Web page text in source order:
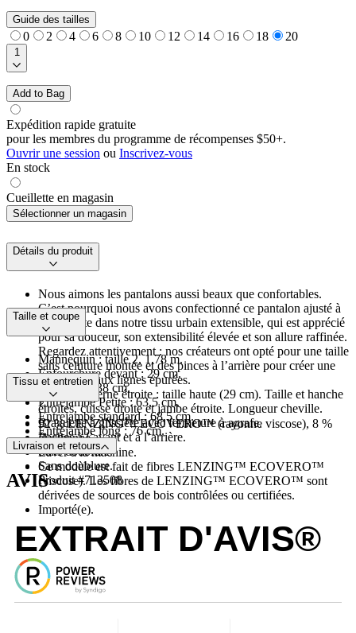
Guide des tailles
0 2 4 6 8 10 12 14 16 18 20
1
Add to Bag
Expédition rapide gratuite
pour les membres du programme de récompenses $50+.
Ouvrir une session ou Inscrivez-vous
En stock
Cueillette en magasin
Sélectionner un magasin
Détails du produit
Nous aimons les pantalons aussi beaux que confortables.
C’est pourquoi nous avons confectionné ce pantalon ajusté à
taille haute dans notre tissu urbain extensible, qui est apprécié
pour sa douceur, son extensibilité élevée et son allure raffinée.
Regardez attentivement : nos créateurs ont opté pour une taille
sans ceinture montée et des pinces à l’arrière pour créer une
taille haute aux lignes épurées.
Coupe moderne étroite : taille haute (29 cm). Taille et hanche
étroites, cuisse droite et jambe étroite. Longueur cheville.
Braguette à glissière avec fermeture à agrafe.
Poches à l’avant et à l’arrière.
Sans doublure.
Sans doublure.
Produit #713508
Taille et coupe
Mannequin : taille 2, 1,78 m.
Enfourchure devant : 29 cm.
Extrémité : 38 cm.
Entrejambe Petite : 63,5 cm.
Entrejambe standard : 68,5 cm.
Entrejambe long : 76 cm.
Tissu et entretien
92 % LENZING™ ECOVERO™ (rayonne viscose), 8 %
élasthanne
Laver à la machine.
Ce modèle est fait de fibres LENZING™ ECOVERO™
(viscose). Les fibres de LENZING™ ECOVERO™ sont
dérivées de sources de bois contrôlées ou certifiées.
Importé(e).
Livraison et retours
AVIS
EXTRAIT D'AVIS®